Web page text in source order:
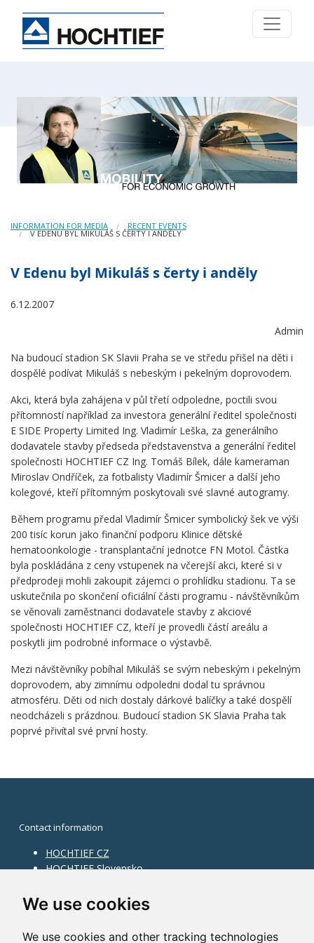
We use cookies
We use cookies and other tracking technologies
INFORMATION FOR MEDIA RECENT EVENTS
V EDENU BYL MIKULÁŠ S ČERTY I ANDĚLY
V Edenu byl Mikuláš s čerty i anděly
6.12.2007
Admin
Na budoucí stadion SK Slavii Praha se ve středu přišel na děti i
dospělé podívat Mikuláš s nebeským i pekelným doprovodem.
Akci, která byla zahájena v půl třetí odpoledne, poctili svou
přítomností například za investora generální ředitel společnosti
E SIDE Property Limited Ing. Vladimír Leška, za generálního
dodavatele stavby předseda představenstva a generální ředitel
společnosti HOCHTIEF CZ Ing. Tomáš Bílek, dále kameraman
Miroslav Ondříček, za fotbalisty Vladimír Šmicer a další jeho
kolegové, kteří přítomným poskytovali své slavné autogramy.
Během programu předal Vladimír Šmicer symbolický šek ve výši
200 tisíc korun jako finanční podporu Klinice dětské
hematoonkologie - transplantační jednotce FN Motol. Částka
byla poskládána z ceny vstupenek na včerejší akci, které si v
předprodeji mohli zakoupit zájemci o prohlídku stadionu. Ta se
uskutečnila po skončení oficiální části programu - návštěvníkům
se věnovali zaměstnanci dodavatele stavby z akciové
společnosti HOCHTIEF CZ, kteří je provedli částí areálu a
poskytli jim podrobné informace o výstavbě.
Mezi návštěvníky pobíhal Mikuláš se svým nebeským i pekelným
doprovodem, aby zimnímu odpoledni dodal tu správnou
atmosféru. Děti od nich dostaly dárkové balíčky a také dospělí
neodcházeli s prázdnou. Budoucí stadion SK Slavia Praha tak
poprvé přivítal své první hosty.
Contact information
HOCHTIEF CZ
HOCHTIEF Slovensko
Information on division
Division Building Bohemia